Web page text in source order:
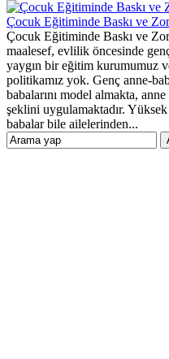
Çocuk Eğitiminde Baskı ve
Çocuk Eğitiminde Baskı ve
maalesef, evlilik öncesinde
yaygın bir eğitim kurumumuz
politikamız yok. Genç anne-
babalarını model almakta,
şeklini uygulamaktadır.
babalar bile ailelerinden...